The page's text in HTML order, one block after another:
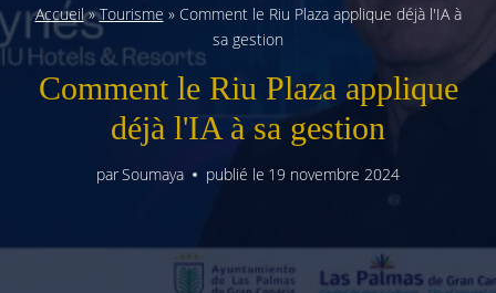
Accueil»Tourisme » Comment le Riu Plaza applique déjà l'IA à
sa gestion
Comment le Riu Plaza applique
déjà l'IA à sa gestion
parSoumaya publié le 19 novembre 2024